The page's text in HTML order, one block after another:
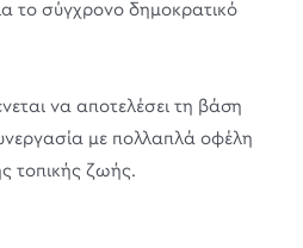
το σύγχρονο δημοκρατικό
να αποτελέσει τη βάση
με πολλαπλά οφέλη
τοπικής ζωής.